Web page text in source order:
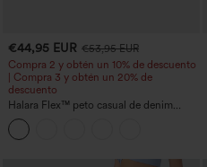
€44,95 EUR €53,95 EUR
Compra 2 y obtén un 10% de descuento
| Compra 3 y obtén un 20% de
descuento
Halara Flex™ peto casual de denim
lavado con escote cuadrado y bolsillos